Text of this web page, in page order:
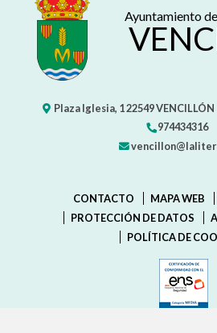
Ayuntamiento de
Plaza Iglesia, 122549VENCILLÓN
974434316
CONTACTO MAPA WEB
PROTECCIÓN DE DATOS
POLÍTICA DE